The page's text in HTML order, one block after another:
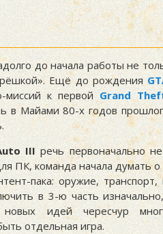
до начала работы не
Ещё до рождения
миссий к первойGrand
в Майами 80-х годов
III речь первоначально
ПК, команда начала думать
пака: оружие, транспорт,
в 3-ю часть
идей чересчур
отдельная игра.